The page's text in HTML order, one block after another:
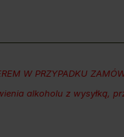
W PRZYPADKU
alkoholu z wysyłką,